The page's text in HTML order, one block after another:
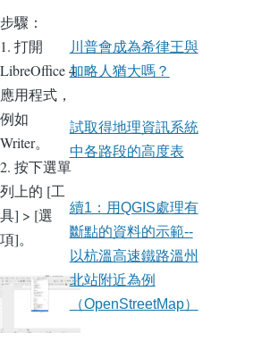
步驟：
1. 打開
LibreOffice 4
應用程式，
例如
Writer。
2. 按下選單
列上的 [工
具] > [選
項]。
川普會成為希律王與
加略人猶大嗎？
試取得地理資訊系統
中各路段的高度表
續1：用QGIS處理有
斷點的資料的示範--
以杭溫高速鐵路溫州
北站附近為例
（OpenStreetMap）